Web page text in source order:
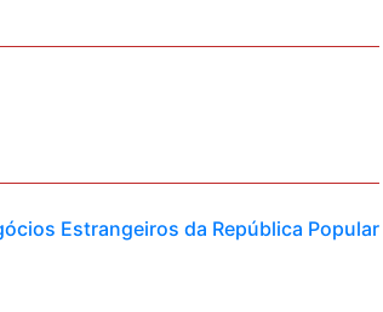
Estrangeiros da República Popular